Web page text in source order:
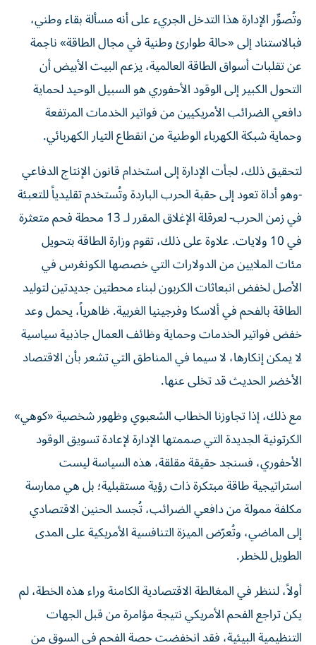
وتُصوِّر الإدارة هذا التدخل الجريء على أنه مسألة بقاء وطني،
فبالاستناد إلى «حالة طوارئ وطنية في مجال الطاقة» ناجمة
عن تقلبات أسواق الطاقة العالمية، يزعم البيت الأبيض أن
التحول الكبير إلى الوقود الأحفوري هو السبيل الوحيد لحماية
دافعي الضرائب الأمريكيين من فواتير الخدمات المرتفعة
وحماية شبكة الكهرباء الوطنية من انقطاع التيار الكهربائي.
لتحقيق ذلك، لجأت الإدارة إلى استخدام قانون الإنتاج الدفاعي
-وهو أداة تعود إلى حقبة الحرب الباردة وتُستخدم تقليدياً للتعبئة
في زمن الحرب- لعرقلة الإغلاق المقرر لـ 13 محطة فحم متعثرة
في 10 ولايات. علاوة على ذلك، تقوم وزارة الطاقة بتحويل
مئات الملايين من الدولارات التي خصصها الكونغرس في
الأصل لخفض انبعاثات الكربون لبناء محطتين جديدتين لتوليد
الطاقة بالفحم في ألاسكا وفرجينيا الغربية. ظاهرياً، يحمل وعد
خفض فواتير الخدمات وحماية وظائف العمال جاذبية سياسية
لا يمكن إنكارها، لا سيما في المناطق التي تشعر بأن الاقتصاد
الأخضر الحديث قد تخلى عنها.
مع ذلك، إذا تجاوزنا الخطاب الشعبوي وظهور شخصية «كوهي»
الكرتونية الجديدة التي صممتها الإدارة لإعادة تسويق الوقود
الأحفوري، فسنجد حقيقة مقلقة، هذه السياسة ليست
استراتيجية طاقة مبتكرة ذات رؤية مستقبلية؛ بل هي ممارسة
مكلفة ممولة من دافعي الضرائب، تُجسد الحنين الاقتصادي
إلى الماضي، وتُعرّض الميزة التنافسية الأمريكية على المدى
الطويل للخطر.
أولاً، لننظر في المغالطة الاقتصادية الكامنة وراء هذه الخطة، لم
يكن تراجع الفحم الأمريكي نتيجة مؤامرة من قبل الجهات
التنظيمية البيئية، فقد انخفضت حصة الفحم في السوق من